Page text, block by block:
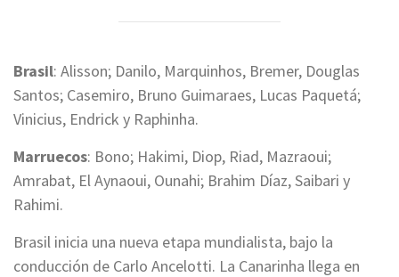
Brasil: Alisson; Danilo, Marquinhos, Bremer, Douglas
Santos; Casemiro, Bruno Guimaraes, Lucas Paquetá;
Vinicius, Endrick y Raphinha.
Marruecos: Bono; Hakimi, Diop, Riad, Mazraoui;
Amrabat, El Aynaoui, Ounahi; Brahim Díaz, Saibari y
Rahimi.
Brasil inicia una nueva etapa mundialista, bajo la
conducción de Carlo Ancelotti. La Canarinha llega en